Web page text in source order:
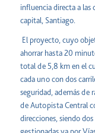
influencia directa a las
capital, Santiago.
El proyecto, cuyo
ahorrar hasta 20
total de 5,8 km en el
cada uno con dos
seguridad, además de
de Autopista Central
direcciones, siendo